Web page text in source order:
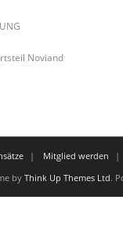
Noviand
Mitglied werden
byThink Up Themes Ltd.